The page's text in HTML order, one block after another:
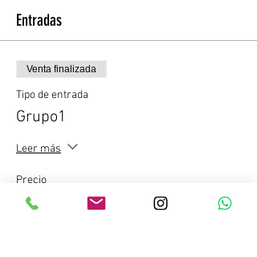
Entradas
Venta finalizada
Tipo de entrada
Grupo1
Leer más
Precio
22,00 €